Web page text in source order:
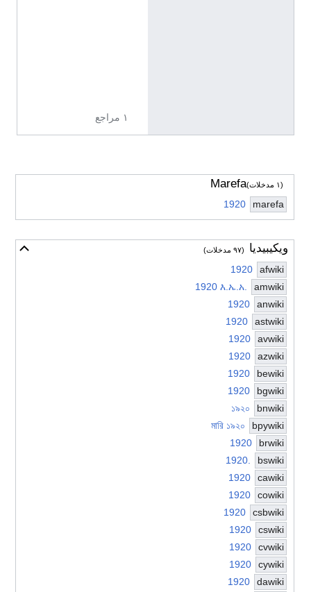
Marefa
marefa
1920
أخف ويكيبيديا (٩٧ مدخلات)
afwiki
1920
amwiki
1920 እ.ኤ.አ.
anwiki
1920
astwiki
1920
avwiki
1920
azwiki
1920
bewiki
1920
bgwiki
1920
bnwiki
১৯২০
bpywiki
মারি ১৯২০
brwiki
1920
bswiki
1920.
cawiki
1920
cowiki
1920
csbwiki
1920
cswiki
1920
cvwiki
1920
cywiki
1920
dawiki
1920